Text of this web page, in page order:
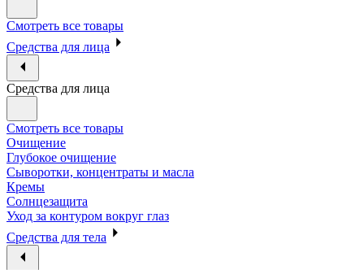
Смотреть все товары
Средства для лица
Средства для лица
Смотреть все товары
Очищение
Глубокое очищение
Сыворотки, концентраты и масла
Кремы
Солнцезащита
Уход за контуром вокруг глаз
Средства для тела